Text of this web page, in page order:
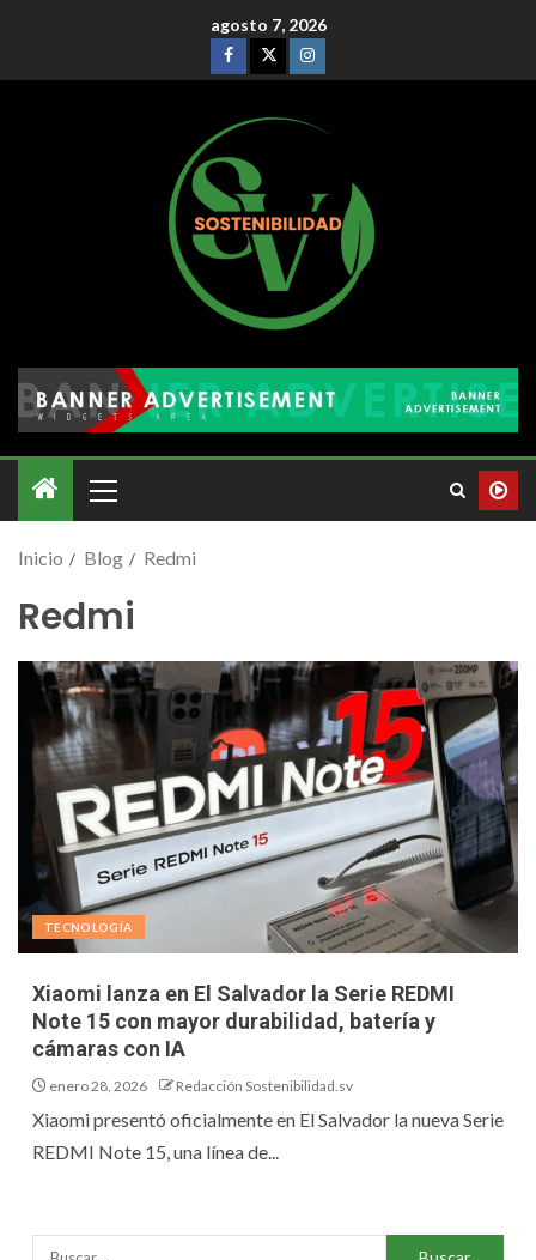
agosto 7, 2026
Inicio Blog Redmi
Redmi
TECNOLOGÍA
Xiaomi lanza en El Salvador la Serie REDMI
Note 15 con mayor durabilidad, batería y
cámaras con IA
enero 28, 2026 Redacción Sostenibilidad.sv
Xiaomi presentó oficialmente en El Salvador la nueva Serie
REDMI Note 15, una línea de...